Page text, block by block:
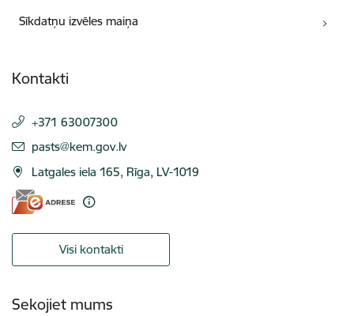
Sīkdatņu izvēles maiņa
Kontakti
+371 63007300
E-pasts:
pasts@kem.gov.lv
Latgales iela 165, Rīga, LV-1019
Visi kontakti
Sekojiet mums